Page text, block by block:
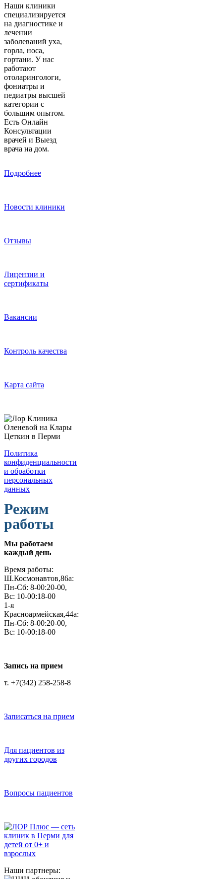
Наши клиники
специализируется
на диагностике и
лечении
заболеваний уха,
горла, носа,
гортани. У нас
работают
отоларингологи,
фониатры и
педиатры высшей
категории с
большим опытом.
Есть Онлайн
Консультации
врачей и Выезд
врача на дом.
Подробнее
Новости клиники
Отзывы
Лицензии и
сертификаты
Вакансии
Контроль качества
Карта сайта
Политика
конфиденциальности
и обработки
персональных
данных
Режим
работы
Мы работаем
каждый день
Время работы:
Ш.Космонавтов,86а:
Пн-Сб: 8-00:20-00,
Вс: 10-00:18-00
1-я
Красноармейская,44а:
Пн-Сб: 8-00:20-00,
Вс: 10-00:18-00
Запись на прием
т. +7(342) 258-258-8
Записаться на прием
Для пациентов из
других городов
Вопросы пациентов
Наши партнеры: